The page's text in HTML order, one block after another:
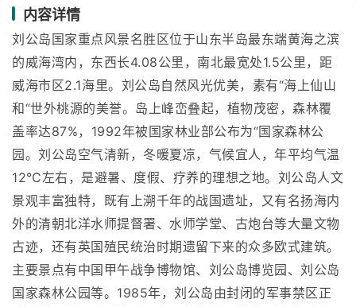
内容详情
刘公岛国家重点风景名胜区位于山东半岛最东端黄海之滨
的威海湾内，东西长4.08公里，南北最宽处1.5公里，距
威海市区2.1海里。刘公岛自然风光优美，素有“海上仙山
和“世外桃源的美誉。岛上峰峦叠起，植物茂密，森林覆
盖率达87%，1992年被国家林业部公布为“国家森林公
园。刘公岛空气清新，冬暖夏凉，气候宜人，年平均气温
12℃左右，是避暑、度假、疗养的理想之地。刘公岛人文
景观丰富独特，既有上溯千年的战国遗址，又有名扬海内
外的清朝北洋水师提督署、水师学堂、古炮台等大量文物
古迹，还有英国殖民统治时期遗留下来的众多欧式建筑。
主要景点有中国甲午战争博物馆、刘公岛博览园、刘公岛
国家森林公园等。1985年，刘公岛由封闭的军事禁区正